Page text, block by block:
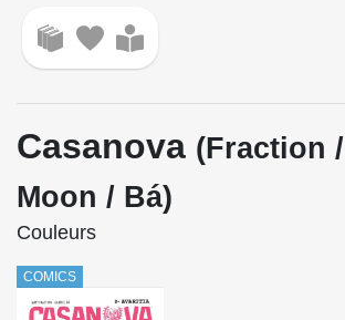
Casanova (Fraction /
Moon / Bá)
Couleurs
COMICS